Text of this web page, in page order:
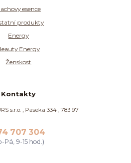
esence
produkty
Energy
Energy
Ženskost
Kontakty
s.r.o. , Paseka 334 , 783 97
707 304
Pá, 9-15 hod.)